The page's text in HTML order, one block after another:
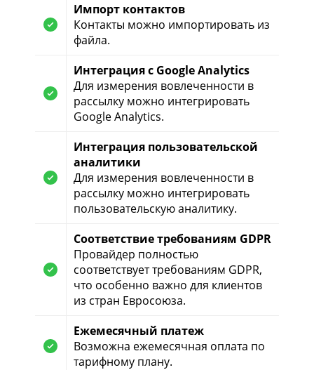
Импорт контактов
Контакты можно импортировать из
файла.
Интеграция с Google Analytics
Для измерения вовлеченности в
рассылку можно интегрировать
Google Analytics.
Интеграция пользовательской
аналитики
Для измерения вовлеченности в
рассылку можно интегрировать
пользовательскую аналитику.
Соответствие требованиям GDPR
Провайдер полностью
соответствует требованиям GDPR,
что особенно важно для клиентов
из стран Евросоюза.
Ежемесячный платеж
Возможна ежемесячная оплата по
тарифному плану.